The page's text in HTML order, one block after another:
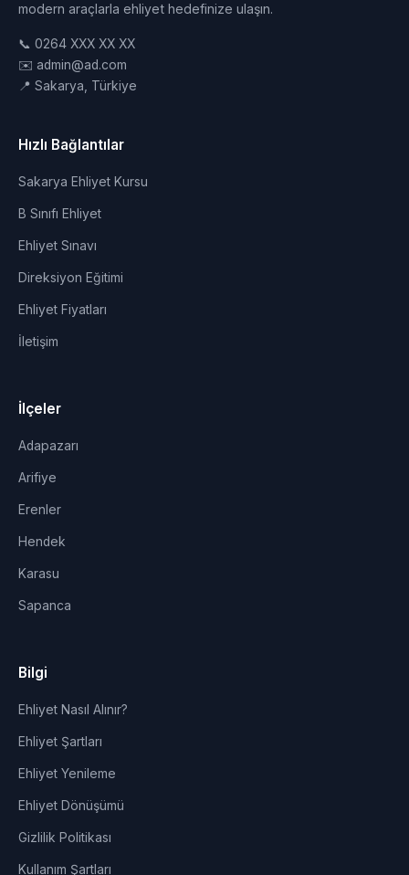
modern araçlarla ehliyet hedefinize ulaşın.
📞 0264 XXX XX XX
✉️ admin@ad.com
📍 Sakarya, Türkiye
Hızlı Bağlantılar
Sakarya Ehliyet Kursu
B Sınıfı Ehliyet
Ehliyet Sınavı
Direksiyon Eğitimi
Ehliyet Fiyatları
İletişim
İlçeler
Adapazarı
Arifiye
Erenler
Hendek
Karasu
Sapanca
Bilgi
Ehliyet Nasıl Alınır?
Ehliyet Şartları
Ehliyet Yenileme
Ehliyet Dönüşümü
Gizlilik Politikası
Kullanım Şartları